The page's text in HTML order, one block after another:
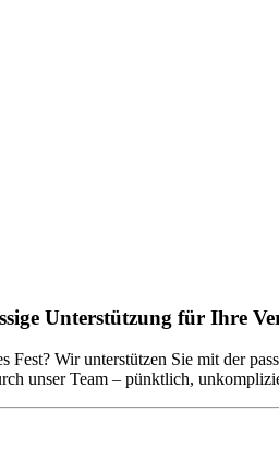
Unterstützung für Ihre
Fest? Wir unterstützen Sie mit der
unser Team – pünktlich,